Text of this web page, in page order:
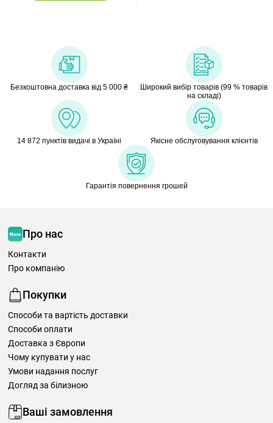
Безкоштовна доставка від 5 000 ₴
Широкий вибір товарів (99 % товарів
на складі)
14 872 пунктів видачі в Україні Якісне обслуговування клієнтів
Гарантія повернення грошей
Про нас
Контакти
Про компанію
Покупки
Способи та вартість доставки
Способи оплати
Доставка з Європи
Чому купувати у нас
Умови надання послуг
Догляд за білизною
Ваші замовлення